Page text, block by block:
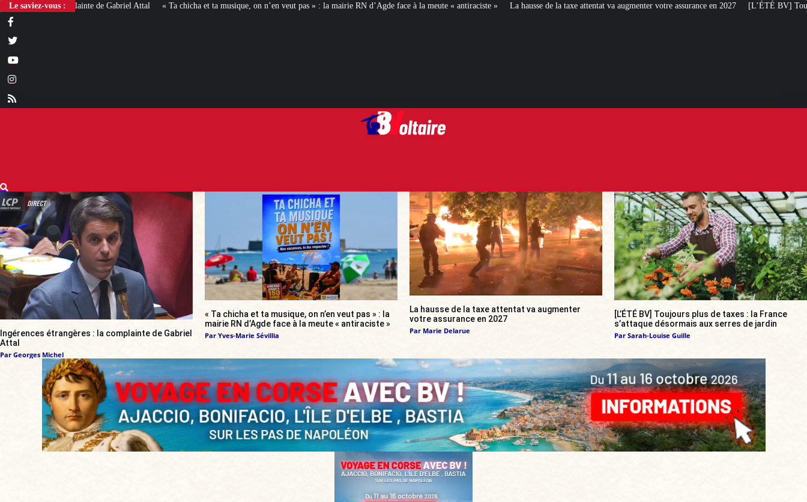
Le saviez-vous :« Ta chicha et ta musique, on n’en veut pas » : la mairie RN d’Agde face à la meute « antiraciste » La hausse de la taxe attentat va augmenter votre assurance en 2027 [L’ÉTÉ BV] Toujours plus de taxes : la
Ingérences étrangères : la complainte de Gabriel
Attal
Par Georges Michel
« Ta chicha et ta musique, on n’en veut pas » : la
mairie RN d’Agde face à la meute « antiraciste »
Par Yves-Marie Sévillia
La hausse de la taxe attentat va augmenter
votre assurance en 2027
Par Marie Delarue
[L’ÉTÉ BV] Toujours plus de taxes : la France
s’attaque désormais aux serres de jardin
Par Sarah-Louise Guille